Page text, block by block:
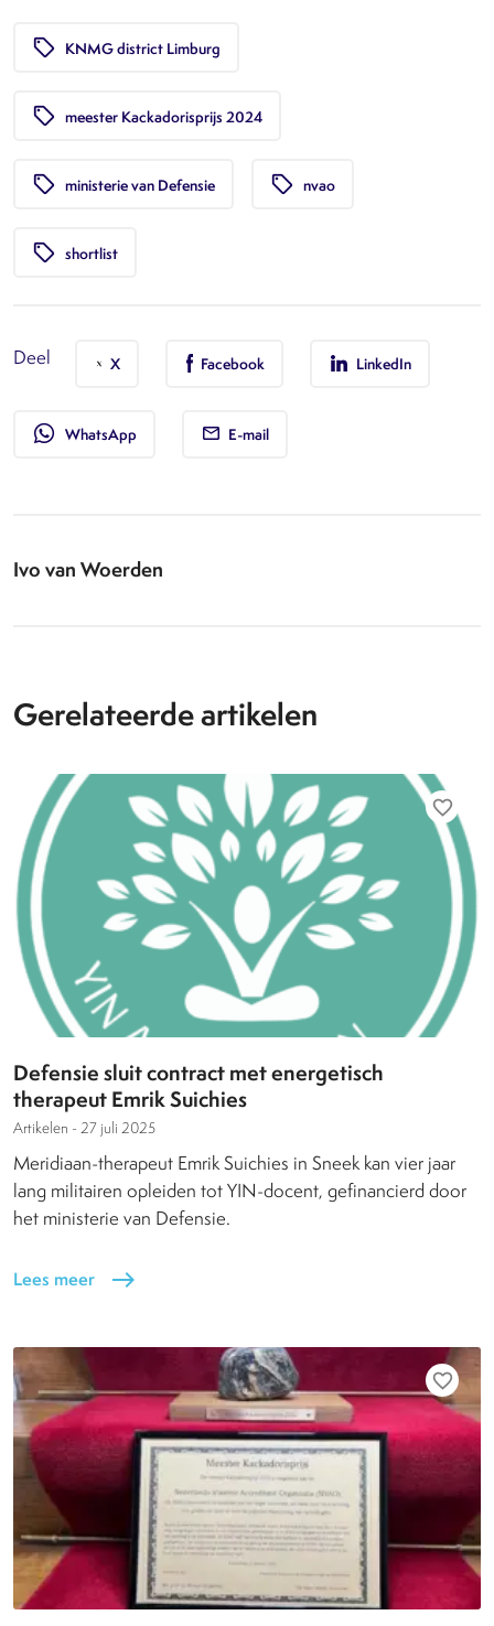
local_offer KNMG district Limburg
local_offer meester Kackadorisprijs 2024
local_offer ministerie van Defensie local_offer nvao
local_offer shortlist
Deel X Facebook LinkedIn
whatsapp WhatsApp E-mail
Ivo van Woerden
Gerelateerde artikelen
favorite_border
Defensie sluit contract met energetisch
therapeut Emrik Suichies
Artikelen - 27 juli 2025
Meridiaan-therapeut Emrik Suichies in Sneek kan vier jaar
lang militairen opleiden tot YIN-docent, gefinancierd door
het ministerie van Defensie.
Lees meer east
favorite_border